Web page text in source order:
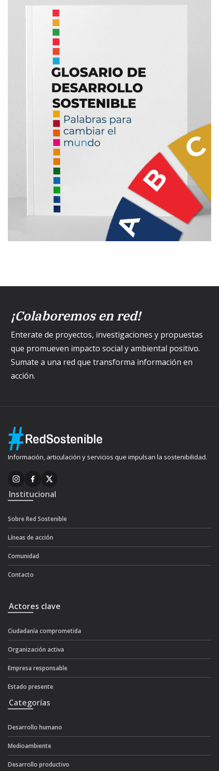
¡Colaboremos en red!
Enterate de proyectos, investigaciones y propuestas
que promueven impacto social y ambiental positivo.
Sumate a una red que transforma información en
acción.
Información, articulación y servicios que impulsan la sostenibilidad.
Institucional
Sobre Red Sostenible
Líneas de acción
Comunidad
Contacto
Actores clave
Ciudadanía comprometida
Organización activa
Empresa responsable
Estado presente
Categorías
Desarrollo humano
Medioambiente
Desarrollo productivo